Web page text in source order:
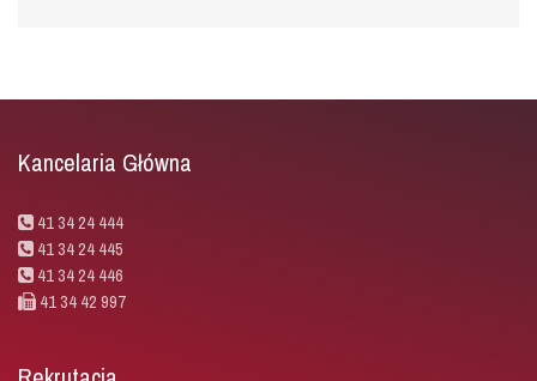
Kancelaria Główna
41 34 24 444
41 34 24 445
41 34 24 446
41 34 42 997